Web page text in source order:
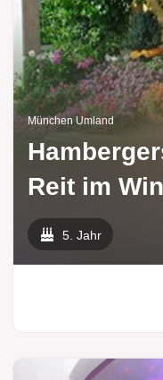
München Umland
Reit im
5. Jahr